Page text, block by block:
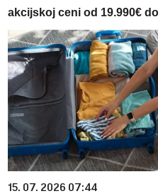
akcijskoj ceni od 19.990€
15. 07. 2026 07:44